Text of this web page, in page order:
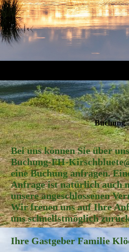
Buchung
Bei uns können Sie über
Buchung-FH-
eine Buchung anfragen.
Anfrage ist natürlich auch
unsere angeschlossenen
Wir freuen uns auf Ihre
uns schnellstmöglich
Ihre Gastgeber Familie